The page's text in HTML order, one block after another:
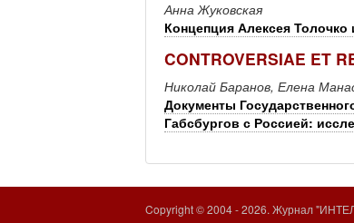
Анна Жуковская
Концепция Алексея
CONTROVERSIAE ET
Николай Баранов, Елена
Документы
Габсбургов с Россией:
Copyright © 2004 -2026. Журнал